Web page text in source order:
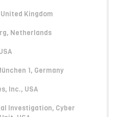
Kingdom
Netherlands
1, Germany
Inc., USA
Investigation, Cyber